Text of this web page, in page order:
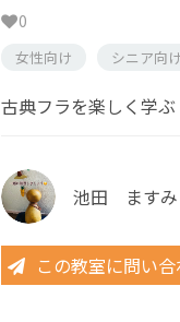
0
女性向け シニア向け
古典フラを楽しく学ぶ
池田 ますみ
この教室に問い